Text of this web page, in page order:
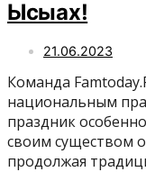
Ысыах!
21.06.2023
Команда
национальным
праздник
своим существом
продолжая